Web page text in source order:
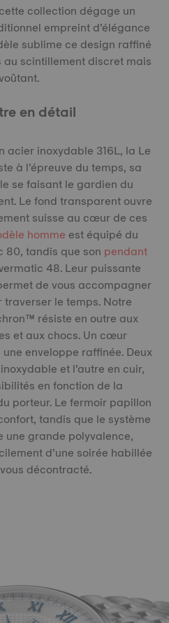
collection dégage un
empreint d’élégance
sublime ce design raffiné
scintillement discret mais
en détail
acier inoxydable 316L, la Le
à l’épreuve du temps, sa
se faisant le gardien du
Le fond transparent ouvre
suisse au cœur de ces
homme est équipé du
80, tandis que son pendant
48. Leur puissante
de vous accompagner
le temps. Notre
résiste en outre aux
et aux chocs. Un cœur
enveloppe raffinée. Deux
et l’autre en cuir,
en fonction de la
porteur. Le fermoir papillon
tandis que le système
grande polyvalence,
d’une soirée habillée
décontracté.